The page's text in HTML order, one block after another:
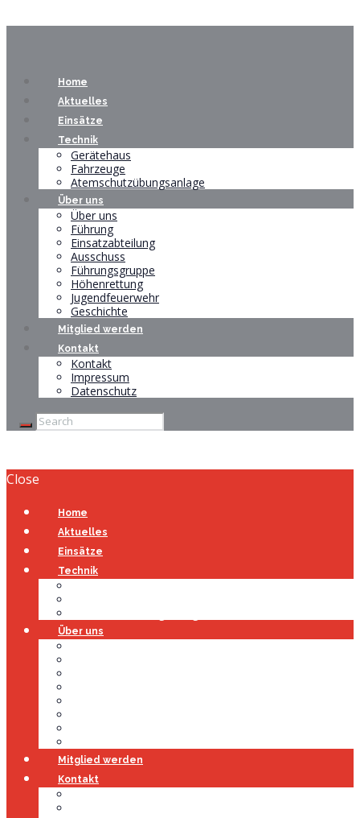
Home
Aktuelles
Einsätze
Technik
Gerätehaus
Fahrzeuge
Atemschutzübungsanlage
Über uns
Über uns
Führung
Einsatzabteilung
Ausschuss
Führungsgruppe
Höhenrettung
Jugendfeuerwehr
Geschichte
Mitglied werden
Kontakt
Kontakt
Impressum
Datenschutz
Close
Home
Aktuelles
Einsätze
Technik
Über uns
Mitglied werden
Kontakt